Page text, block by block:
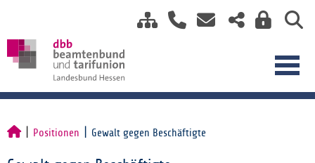
Positionen Gewalt gegen Beschäftigte